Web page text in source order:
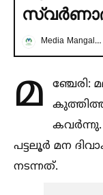
Media Mangalam
മ
ഞ്ചേരി:
കവർന്നു.
പട്ടലൂർ മന
നടന്നത്.